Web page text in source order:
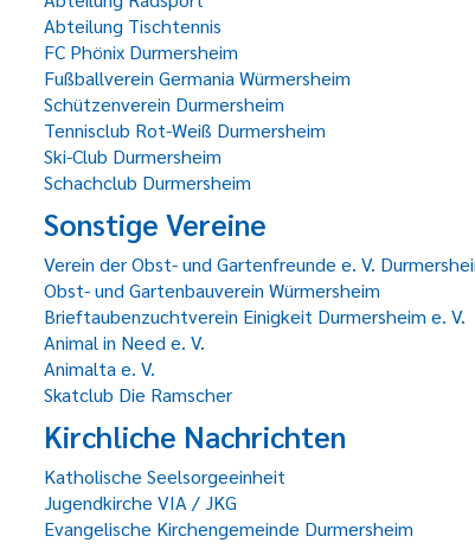
Abteilung Tischtennis
FC Phönix Durmersheim
Fußballverein Germania Würmersheim
Schützenverein Durmersheim
Tennisclub Rot-Weiß Durmersheim
Ski-Club Durmersheim
Schachclub Durmersheim
Sonstige Vereine
Verein der Obst- und Gartenfreunde e. V.
Obst- und Gartenbauverein Würmersheim
Brieftaubenzuchtverein Einigkeit Durmersheim e. V.
Animal in Need e. V.
Animalta e. V.
Skatclub Die Ramscher
Kirchliche Nachrichten
Katholische Seelsorgeeinheit
Jugendkirche VIA / JKG
Evangelische Kirchengemeinde Durmersheim